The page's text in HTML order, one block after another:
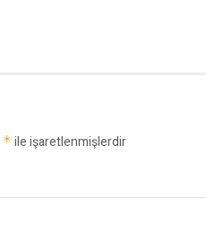
* ile işaretlenmişlerdir